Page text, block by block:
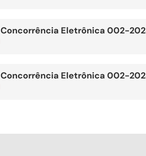
Concorrência Eletrônica 002-
Concorrência Eletrônica 002-